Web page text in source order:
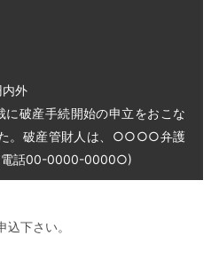
外
破産手続開始の申立をおこな
。破産管財人は、○○○○弁護
話00-0000-0000○)
下さい。